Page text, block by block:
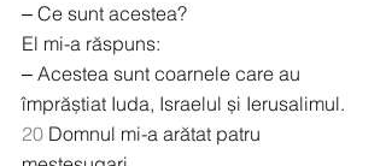
‒ Ce sunt acestea?
El mi-a răspuns:
‒ Acestea sunt coarnele care au
împrăștiat Iuda, Israelul și Ierusalimul.
20 Domnul mi-a arătat patru